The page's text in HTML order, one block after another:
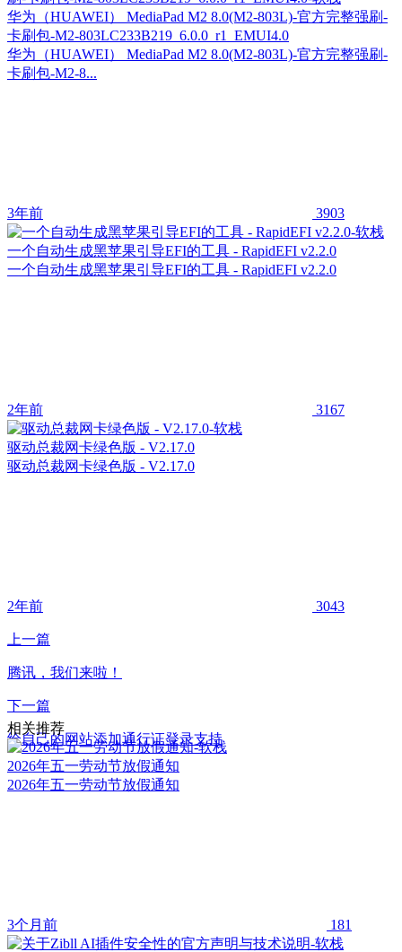
华为（HUAWEI） MediaPad M2 8.0(M2-803L)-官方完整强刷-
卡刷包-M2-803LC233B219_6.0.0_r1_EMUI4.0
华为（HUAWEI） MediaPad M2 8.0(M2-803L)-官方完整强刷-
卡刷包-M2-8...
3年前 3903
一个自动生成黑苹果引导EFI的工具 - RapidEFI v2.2.0
一个自动生成黑苹果引导EFI的工具 - RapidEFI v2.2.0
2年前 3167
驱动总裁网卡绿色版 - V2.17.0
驱动总裁网卡绿色版 - V2.17.0
2年前 3043
上一篇
腾讯，我们来啦！
下一篇
给自己的网站添加通行证登录支持
相关推荐
2026年五一劳动节放假通知
2026年五一劳动节放假通知
3个月前 181